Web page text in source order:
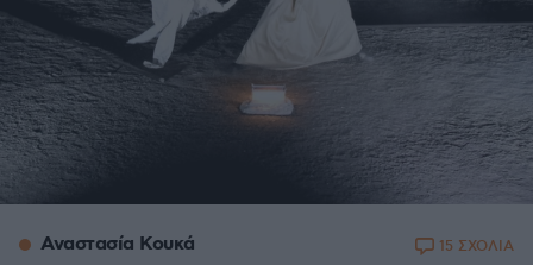
Αναστασία Κουκά 15 ΣΧΟΛΙΑ